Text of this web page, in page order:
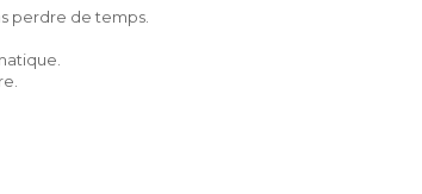
perdre de temps.